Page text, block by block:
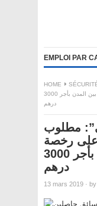
EMPLOI PAR
HOME
178 سائق حاصلين على رخصة السياقة للعمل بين المدن بأجر 3000
درهم
مطلوب
على رخصة
السياقة للعمل بين المدن بأجر 3000
درهم
13 mars 2019 · by